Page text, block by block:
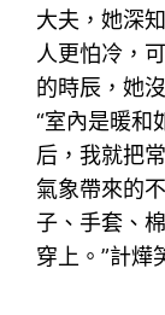
大夫，她深
人更怕冷，
的時辰，她
“室內是暖和
后，我就把
氣象帶來的
子、手套、
穿上。”計燁